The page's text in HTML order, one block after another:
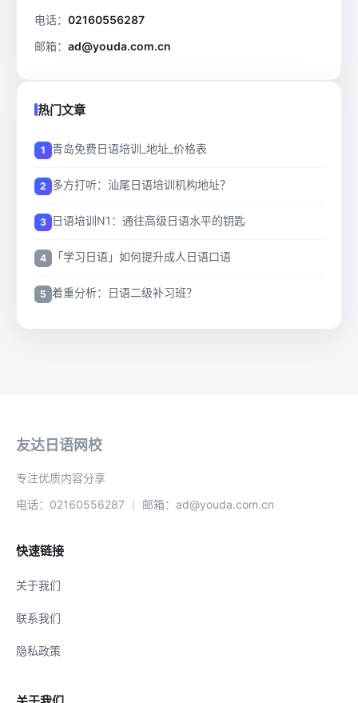
电话： 02160556287
邮箱： ad@youda.com.cn
热门文章
青岛免费日语培训_地址_价格表
多方打听：汕尾日语培训机构地址？
日语培训N1：通往高级日语水平的钥匙
「学习日语」如何提升成人日语口语
着重分析：日语二级补习班？
友达日语网校
专注优质内容分享
电话：02160556287 ｜ 邮箱：ad@youda.com.cn
快速链接
关于我们
联系我们
隐私政策